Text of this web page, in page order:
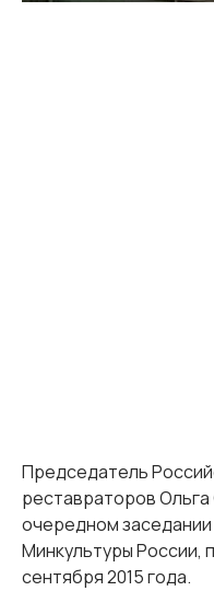
Председатель
реставраторов
очередном
Минкультуры России,
сентября 2015 года.